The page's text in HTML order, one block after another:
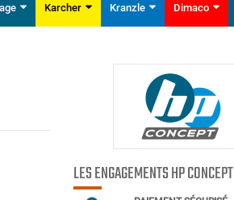
Karcher Kranzle Dimaco
LES ENGAGEMENTS HP CONCEPT